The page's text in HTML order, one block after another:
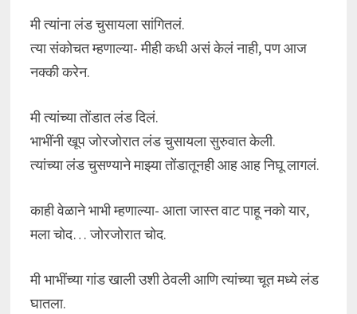
मी त्यांना लंड चुसायला सांगितलं.
त्या संकोचत म्हणाल्या- मीही कधी असं केलं नाही, पण आज
नक्की करेन.
मी त्यांच्या तोंडात लंड दिलं.
भाभींनी खूप जोरजोरात लंड चुसायला सुरुवात केली.
त्यांच्या लंड चुसण्याने माझ्या तोंडातूनही आह आह निघू लागलं.
काही वेळाने भाभी म्हणाल्या- आता जास्त वाट पाहू नको यार,
मला चोद… जोरजोरात चोद.
मी भाभींच्या गांड खाली उशी ठेवली आणि त्यांच्या चूत मध्ये लंड
घातला.